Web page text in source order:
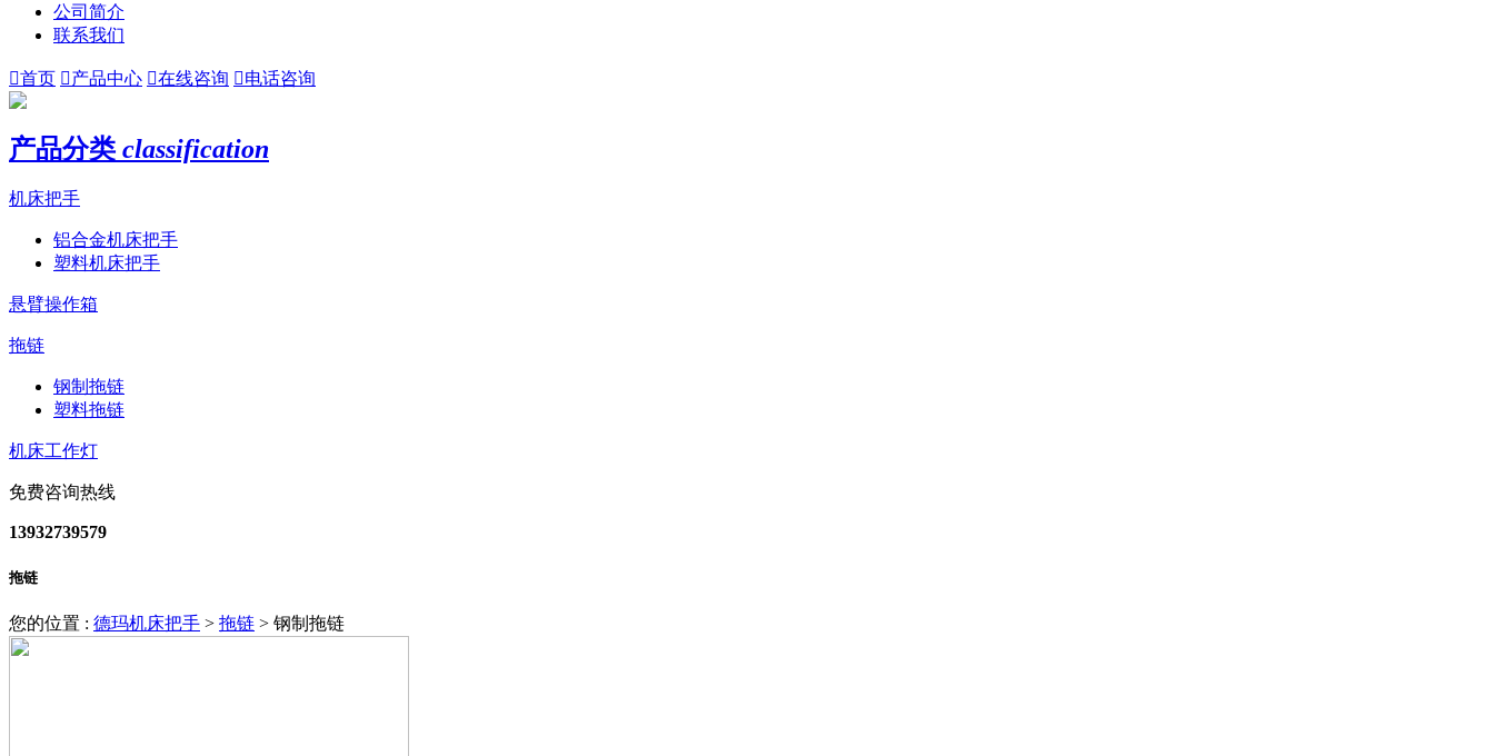
公司简介
联系我们
首页 产品中心 在线咨询 电话咨询
产品分类 classification
机床把手
铝合金机床把手
塑料机床把手
悬臂操作箱
拖链
钢制拖链
塑料拖链
机床工作灯
免费咨询热线
13932739579
拖链
您的位置 : 德玛机床把手 > 拖链 > 钢制拖链